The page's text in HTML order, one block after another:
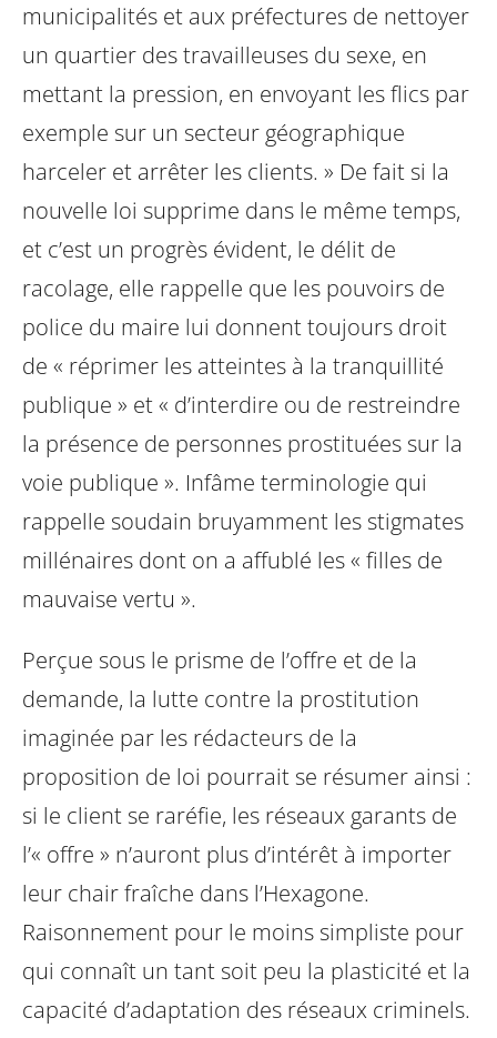
municipalités et aux préfectures de nettoyer
un quartier des travailleuses du sexe, en
mettant la pression, en envoyant les flics par
exemple sur un secteur géographique
harceler et arrêter les clients. » De fait si la
nouvelle loi supprime dans le même temps,
et c’est un progrès évident, le délit de
racolage, elle rappelle que les pouvoirs de
police du maire lui donnent toujours droit
de « réprimer les atteintes à la tranquillité
publique » et « d’interdire ou de restreindre
la présence de personnes prostituées sur la
voie publique ». Infâme terminologie qui
rappelle soudain bruyamment les stigmates
millénaires dont on a affublé les « filles de
mauvaise vertu ».
Perçue sous le prisme de l’offre et de la
demande, la lutte contre la prostitution
imaginée par les rédacteurs de la
proposition de loi pourrait se résumer ainsi :
si le client se raréfie, les réseaux garants de
l’« offre » n’auront plus d’intérêt à importer
leur chair fraîche dans l’Hexagone.
Raisonnement pour le moins simpliste pour
qui connaît un tant soit peu la plasticité et la
capacité d’adaptation des réseaux criminels.